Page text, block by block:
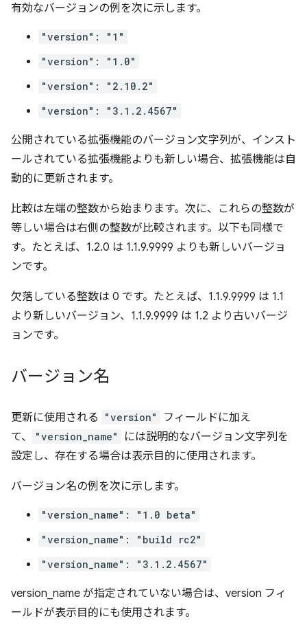
有効なバージョンの例を次に示します。
"version": "1"
"version": "1.0"
"version": "2.10.2"
"version": "3.1.2.4567"
公開されている拡張機能のバージョン文字列が、インスト
ールされている拡張機能よりも新しい場合、拡張機能は自
動的に更新されます。
比較は左端の整数から始まります。次に、これらの整数が
等しい場合は右側の整数が比較されます。以下も同様で
す。たとえば、1.2.0 は 1.1.9.9999 よりも新しいバージョ
ンです。
欠落している整数は 0 です。たとえば、1.1.9.9999 は 1.1
より新しいバージョン、1.1.9.9999 は 1.2 より古いバージ
ョンです。
バージョン名
更新に使用される "version"
フィールドに加え
て、
"version_name"
には説明的なバージョン文字列を
設定し、存在する場合は表示目的に使用されます。
バージョン名の例を次に示します。
"version_name": "1.0 beta"
"version_name": "build rc2"
"version_name": "3.1.2.4567"
version_name が指定されていない場合は、version フィ
ールドが表示目的にも使用されます。